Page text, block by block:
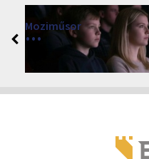
Moziműsor
Cinema Agria, Eger 3300,